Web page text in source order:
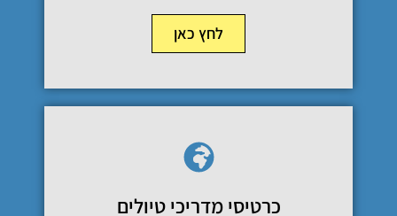
לחץ כאן
כרטיסי מדריכי טיולים